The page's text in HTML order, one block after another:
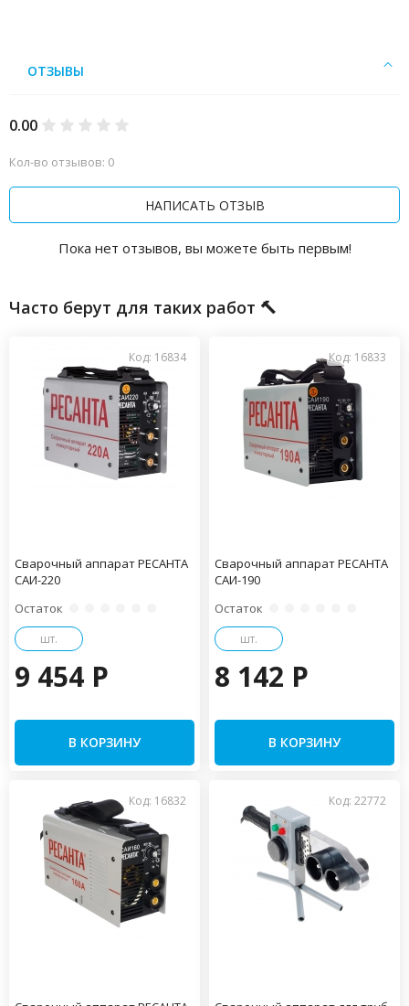
ОТЗЫВЫ
0.00
Кол-во отзывов: 0
НАПИСАТЬ ОТЗЫВ
Пока нет отзывов, вы можете быть первым!
Часто берут для таких работ 🔨
Код: 16834
Сварочный аппарат РЕСАНТА
САИ-220
Остаток
шт.
9 454 P
В КОРЗИНУ
Код: 16833
Сварочный аппарат РЕСАНТА
САИ-190
Остаток
шт.
8 142 P
В КОРЗИНУ
Код: 16832 Код: 22772